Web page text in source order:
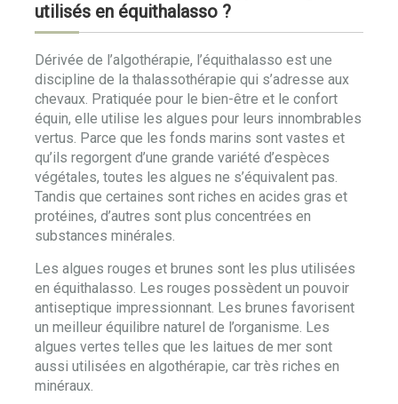
utilisés en équithalasso ?
Dérivée de l’algothérapie, l’équithalasso est une
discipline de la thalassothérapie qui s’adresse aux
chevaux. Pratiquée pour le bien-être et le confort
équin, elle utilise les algues pour leurs innombrables
vertus. Parce que les fonds marins sont vastes et
qu’ils regorgent d’une grande variété d’espèces
végétales, toutes les algues ne s’équivalent pas.
Tandis que certaines sont riches en acides gras et
protéines, d’autres sont plus concentrées en
substances minérales.
Les algues rouges et brunes sont les plus utilisées
en équithalasso. Les rouges possèdent un pouvoir
antiseptique impressionnant. Les brunes favorisent
un meilleur équilibre naturel de l’organisme. Les
algues vertes telles que les laitues de mer sont
aussi utilisées en algothérapie, car très riches en
minéraux.